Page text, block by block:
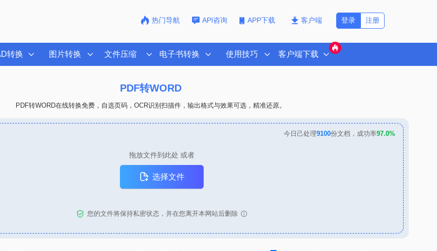
热门导航 API咨询 APP下载 客户端 注册
登录
转换 图片转换 文件压缩 电子书转换 使用技巧 客户端下载
PDF转WORD
PDF转WORD在线转换免费，自选页码，OCR识别扫描件，输出格式与效果可选，精准还原。
今日己处理9100份文档，成功率97.0%
拖放文件到此处 或者
选择文件
您的文件将保持私密状态，并在您离开本网站后删除